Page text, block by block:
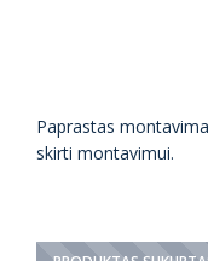
Paprastas
skirti montavimui.